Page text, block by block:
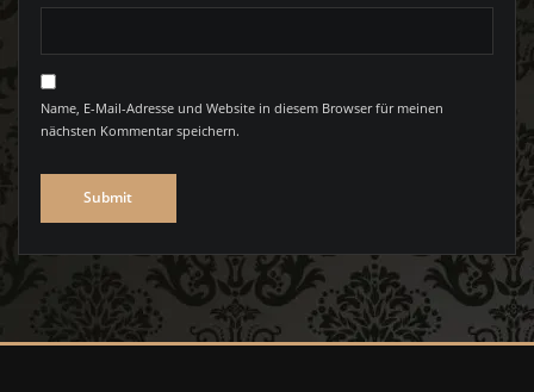
Name, E-Mail-Adresse und Website in diesem Browser für meinen
nächsten Kommentar speichern.